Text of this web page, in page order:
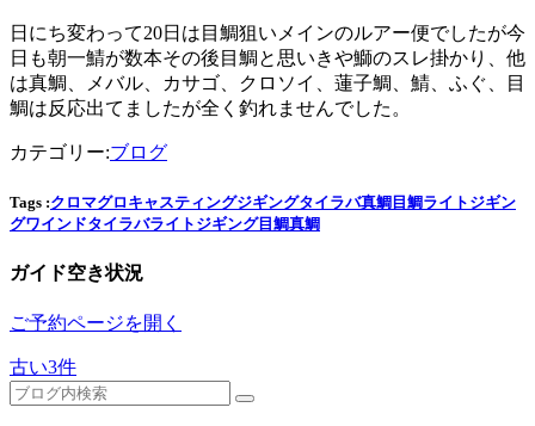
日にち変わって20日は目鯛狙いメインのルアー便でしたが今
日も朝一鯖が数本その後目鯛と思いきや鰤のスレ掛かり、他
は真鯛、メバル、カサゴ、クロソイ、蓮子鯛、鯖、ふぐ、目
鯛は反応出てましたが全く釣れませんでした。
カテゴリー:ブログ
Tags :クロマグロ キャスティングジギングタイラバ真鯛 目鯛ライトジギン
グワインドタイラバライトジギング目鯛真鯛
ガイド空き状況
ご予約ページを開く
古い3件